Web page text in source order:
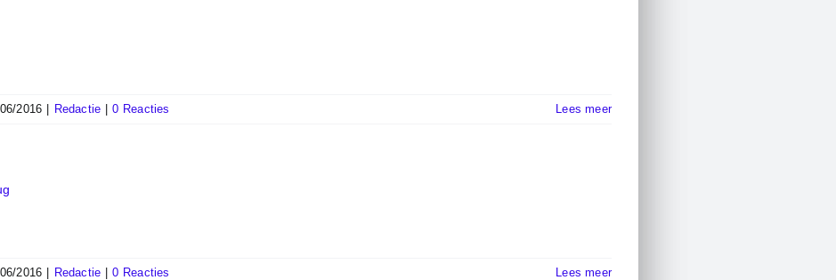
2016 Redactie 0 Reacties Lees meer
2016 Redactie 0 Reacties Lees meer